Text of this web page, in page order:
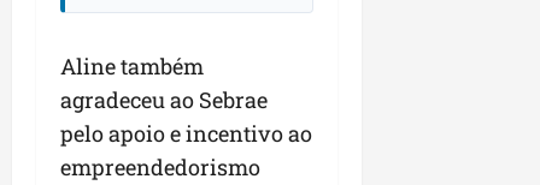
Aline também
agradeceu ao Sebrae
pelo apoio e incentivo ao
empreendedorismo